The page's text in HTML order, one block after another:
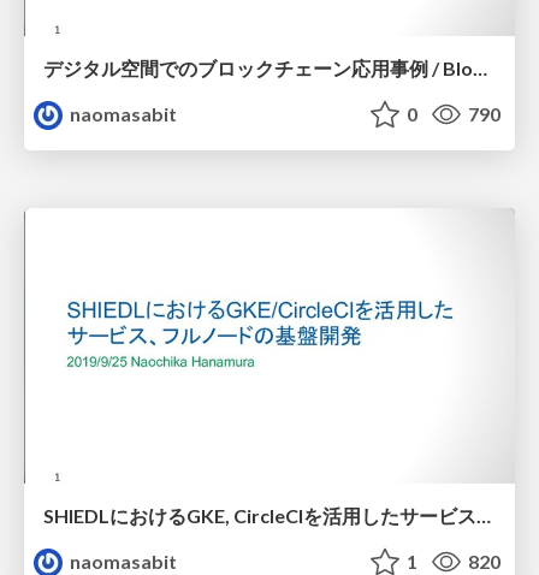
デジタル空間でのブロックチェーン応用事例 / Blockchain use cases in digital space
naomasabit
0 790
SHIEDLにおけるGKE, CircleCIを活用したサービス、フルノードの基盤開発 / SHIEDL-blockchain-full-node-infrastructure
naomasabit
1 820